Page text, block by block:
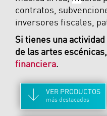
contratos,
inversores fiscales,
Si tienes una
de las artes escénicas,
financiera.
VER PRODUCTOS
más destacados